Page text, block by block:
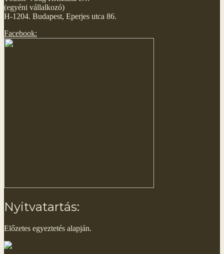
(egyéni vállalkozó)
H-1204. Budapest, Eperjes utca 86.
Facebook:
Nyitvatartás:
Előzetes egyeztetés alapján.